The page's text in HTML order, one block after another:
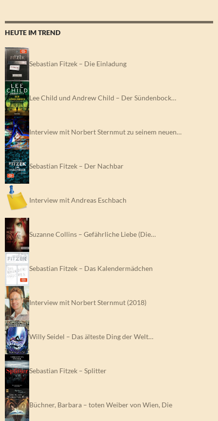
HEUTE IM TREND
Sebastian Fitzek – Die Einladung
Lee Child und Andrew Child – Der Sündenbock…
Interview mit Norbert Sternmut zu seinem neuen…
Sebastian Fitzek – Der Nachbar
Interview mit Andreas Eschbach
Suzanne Collins – Gefährliche Liebe (Die…
Sebastian Fitzek – Das Kalendermädchen
Interview mit Norbert Sternmut (2018)
Willy Seidel – Das älteste Ding der Welt…
Sebastian Fitzek – Splitter
Büchner, Barbara – toten Weiber von Wien, Die